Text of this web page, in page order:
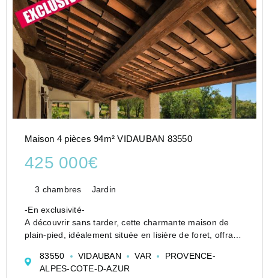
Maison 4 pièces 94m² VIDAUBAN 83550
425 000€
3 chambres Jardin
-En exclusivité-
A découvrir sans tarder, cette charmante maison de
plain-pied, idéalement située en lisière de foret, offrant
dégagée tout en restant proche des commodités.
La maison principale pro...
83550 VIDAUBAN VAR
PROVENCE-
ALPES-COTE-D-AZUR